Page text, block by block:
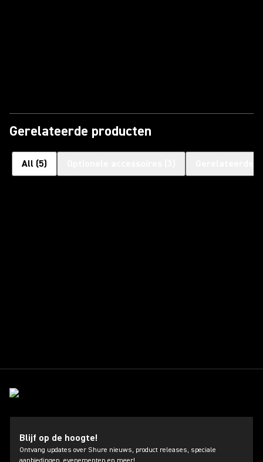
Gerelateerde producten
All (5)
Blijf op de hoogte!
Ontvang updates over Shure nieuws, product releases, speciale